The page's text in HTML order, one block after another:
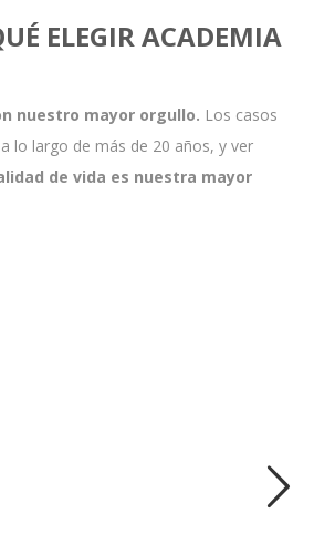
ELEGIR ACADEMIA
nuestro mayor orgullo. Los casos
lo largo de más de 20 años, y ver
de vida es nuestra mayor